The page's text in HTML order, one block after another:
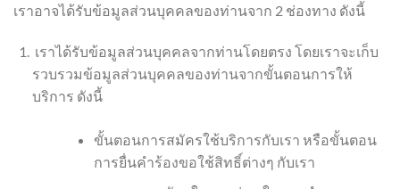
เราอาจได้รับข้อมูลส่วนบุคคลของท่านจาก 2 ช่องทาง ดังนี้
เราได้รับข้อมูลส่วนบุคคลจากท่านโดยตรง โดยเราจะเก็บ
รวบรวมข้อมูลส่วนบุคคลของท่านจากขั้นตอนการให้
บริการ ดังนี้
ขั้นตอนการสมัครใช้บริการกับเรา หรือขั้นตอน
การยื่นคำร้องขอใช้สิทธิ์ต่างๆ กับเรา